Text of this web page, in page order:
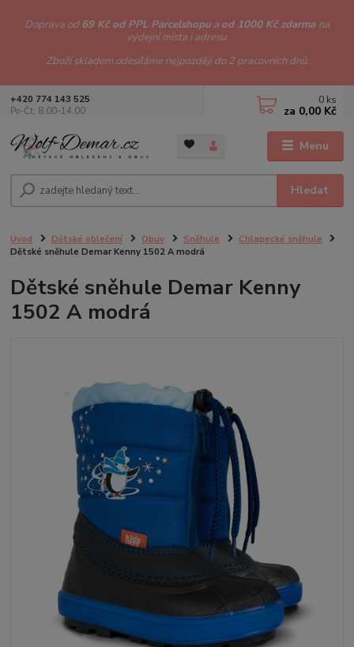
Doprava od69 Kč od PPL Parcelshopu a od 1000 Kč zdarma na
výdejní místa i adresu.
Zboží skladem odesíláme nejpozději do 2 pracovních dnů.
Menu
Hledat
+420 774 143 525
Po-Čt: 8.00-14.00
0 ks
za 0,00 Kč
Úvod Dětské oblečení Obuv Sněhule
Chlapecké sněhule
Dětské sněhule Demar Kenny 1502 A modrá
Dětské sněhule Demar Kenny
1502 A modrá